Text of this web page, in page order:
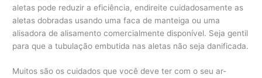
aletas pode reduzir a eficiência, endireite cuidadosamente as
aletas dobradas usando uma faca de manteiga ou uma
alisadora de alisamento comercialmente disponível. Seja gentil
para que a tubulação embutida nas aletas não seja danificada.
Muitos são os cuidados que você deve ter com o seu ar-